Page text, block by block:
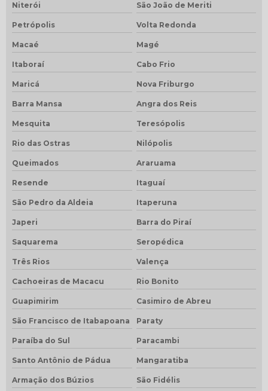
Niterói São João de Meriti
Petrópolis Volta Redonda
Macaé Magé
Itaboraí Cabo Frio
Maricá Nova Friburgo
Barra Mansa Angra dos Reis
Mesquita Teresópolis
Rio das Ostras Nilópolis
Queimados Araruama
Resende Itaguaí
São Pedro da Aldeia Itaperuna
Japeri Barra do Piraí
Saquarema Seropédica
Três Rios Valença
Cachoeiras de Macacu Rio Bonito
Guapimirim Casimiro de Abreu
São Francisco de Itabapoana Paraty
Paraíba do Sul Paracambi
Santo Antônio de Pádua Mangaratiba
Armação dos Búzios São Fidélis